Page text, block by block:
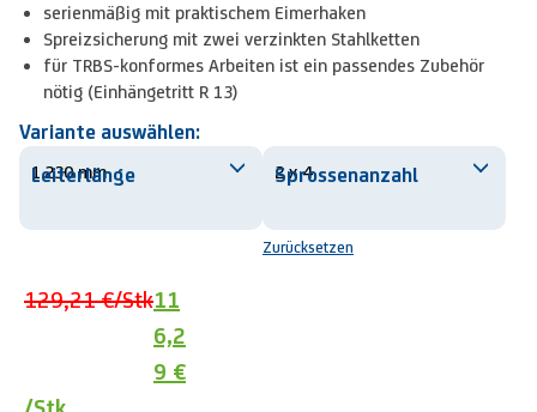
serienmäßig mit praktischem Eimerhaken
Spreizsicherung mit zwei verzinkten Stahlketten
für TRBS-konformes Arbeiten ist ein passendes Zubehör
nötig (Einhängetritt R 13)
Variante auswählen:
Leiterlänge
Sprossenanzahl
Zurücksetzen
129,21 €/Stk11
6,2
9 €